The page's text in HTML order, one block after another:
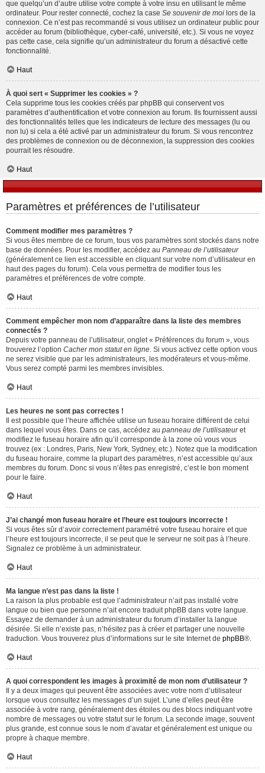
que quelqu’un d’autre utilise votre compte à votre insu en utilisant le même
ordinateur. Pour rester connecté, cochez la case Se souvenir de moi lors de la
connexion. Ce n’est pas recommandé si vous utilisez un ordinateur public pour
accéder au forum (bibliothèque, cyber-café, université, etc.). Si vous ne voyez
pas cette case, cela signifie qu’un administrateur du forum a désactivé cette
fonctionnalité.
Haut
À quoi sert « Supprimer les cookies » ?
Cela supprime tous les cookies créés par phpBB qui conservent vos
paramètres d’authentification et votre connexion au forum. Ils fournissent aussi
des fonctionnalités telles que les indicateurs de lecture des messages (lu ou
non lu) si cela a été activé par un administrateur du forum. Si vous rencontrez
des problèmes de connexion ou de déconnexion, la suppression des cookies
pourrait les résoudre.
Haut
Paramètres et préférences de l’utilisateur
Comment modifier mes paramètres ?
Si vous êtes membre de ce forum, tous vos paramètres sont stockés dans notre
base de données. Pour les modifier, accédez au Panneau de l’utilisateur
(généralement ce lien est accessible en cliquant sur votre nom d’utilisateur en
haut des pages du forum). Cela vous permettra de modifier tous les
paramètres et préférences de votre compte.
Haut
Comment empêcher mon nom d’apparaître dans la liste des membres
connectés ?
Depuis votre panneau de l’utilisateur, onglet « Préférences du forum », vous
trouverez l’option Cacher mon statut en ligne . Si vous activez cette option vous
ne serez visible que par les administrateurs, les modérateurs et vous-même.
Vous serez compté parmi les membres invisibles.
Haut
Les heures ne sont pas correctes !
Il est possible que l’heure affichée utilise un fuseau horaire différent de celui
dans lequel vous êtes. Dans ce cas, accédez au panneau de l’utilisateuret
modifiez le fuseau horaire afin qu’il corresponde à la zone où vous vous
trouvez (ex : Londres, Paris, New York, Sydney, etc.). Notez que la modification
du fuseau horaire, comme la plupart des paramètres, n’est accessible qu’aux
membres du forum. Donc si vous n’êtes pas enregistré, c’est le bon moment
pour le faire.
Haut
J’ai changé mon fuseau horaire et l’heure est toujours incorrecte !
Si vous êtes sûr d’avoir correctement paramétré votre fuseau horaire et que
l’heure est toujours incorrecte, il se peut que le serveur ne soit pas à l’heure.
Signalez ce problème à un administrateur.
Haut
Ma langue n’est pas dans la liste !
La raison la plus probable est que l’administrateur n’ait pas installé votre
langue ou bien que personne n’ait encore traduit phpBB dans votre langue.
Essayez de demander à un administrateur du forum d’installer la langue
désirée. Si elle n’existe pas, n’hésitez pas à créer et partager une nouvelle
traduction. Vous trouverez plus d’informations sur le site Internet de phpBB®.
Haut
A quoi correspondent les images à proximité de mon nom d’utilisateur ?
Il y a deux images qui peuvent être associées avec votre nom d’utilisateur
lorsque vous consultez les messages d’un sujet. L’une d’elles peut être
associée à votre rang, généralement des étoiles ou des blocs indiquant votre
nombre de messages ou votre statut sur le forum. La seconde image, souvent
plus grande, est connue sous le nom d’avatar et généralement est unique ou
propre à chaque membre.
Haut